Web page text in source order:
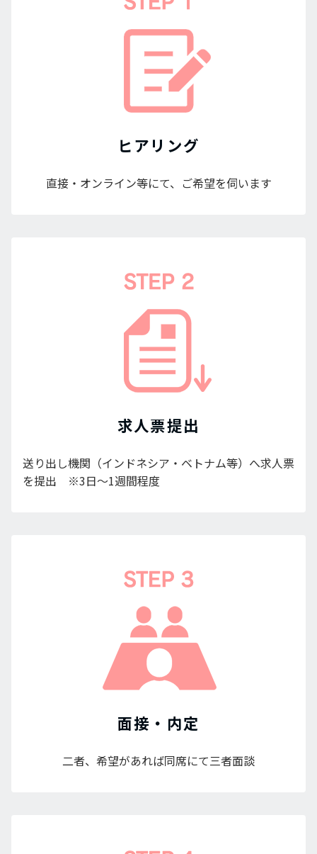
ヒアリング
直接・オンライン等にて、ご希望を伺います
求人票提出
送り出し機関（インドネシア・ベトナム等）へ求人票
を提出 ※3日～1週間程度
面接・内定
二者、希望があれば同席にて三者面談